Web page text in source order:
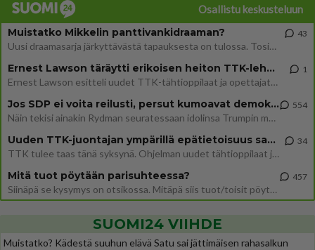
Osallistu keskusteluun
Muistatko Mikkelin panttivankidraaman?
Uusi draamasarja järkyttävästä tapauksesta on tulossa. Tositapahtumiin perustuva sarja ammentaa vuoden 1986 Mikkelin pan
43
Ernest Lawson täräytti erikoisen heiton TTK-lehdistötilaisuudessa: " Onko tässä tarkoituksena...?"
Ernest Lawson esitteli uudet TTK-tähtioppilaat ja opettajat torstaina 6.8. lehdistölle. Tulevalla kaudella on yksi hausk
1
Jos SDP ei voita reilusti, persut kumoavat demokratian Suomesta
Näin tekisi ainakin Rydman seuratessaan idolinsa Trumpin mallia https://www.is.fi/politiikka/art-2000012187244.html
554
Uuden TTK-juontajan ympärillä epätietoisuus sakenee - Nyt MTV hämmentää soppaa
TTK tulee taas tänä syksynä. Ohjelman uudet tähtioppilaat julkistetaan torstaina 6. elokuuta klo 14 alkavassa lehdistö
34
Mitä tuot pöytään parisuhteessa?
Siinäpä se kysymys on otsikossa. Mitäpä siis tuot/toisit pöytään parisuhteessa? Oletko mies vai nainen? Koetko sen mitä
457
SUOMI24 VIIHDE
Muistatko? Kädestä suuhun elävä Satu sai jättimäisen rahasalkun